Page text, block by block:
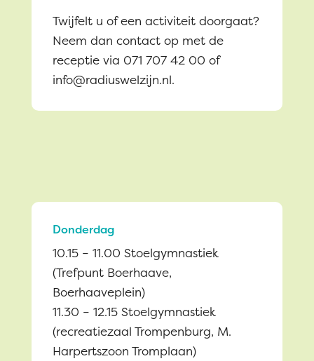
Twijfelt u of een activiteit doorgaat?
Neem dan contact op met de
receptie via 071 707 42 00 of
info@radiuswelzijn.nl.
Donderdag
10.15 – 11.00 Stoelgymnastiek
(Trefpunt Boerhaave,
Boerhaaveplein)
11.30 – 12.15 Stoelgymnastiek
(recreatiezaal Trompenburg, M.
Harpertszoon Tromplaan)